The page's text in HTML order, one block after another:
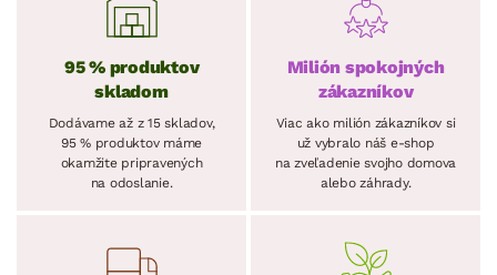
95 % produktov
skladom
Dodávame až z 15 skladov,
95 % produktov máme
okamžite pripravených
na odoslanie.
Milión spokojných
zákazníkov
Viac ako milión zákazníkov si
už vybralo náš e-shop
na zveľadenie svojho domova
alebo záhrady.